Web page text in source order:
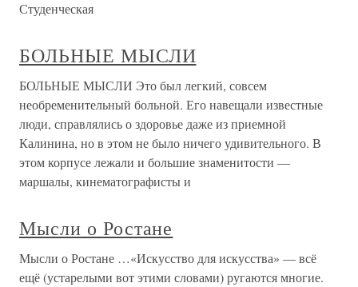
Студенческая
БОЛЬНЫЕ МЫСЛИ
БОЛЬНЫЕ МЫСЛИ Это был легкий, совсем
необременительный больной. Его навещали известные
люди, справлялись о здоровье даже из приемной
Калинина, но в этом не было ничего удивительного. В
этом корпусе лежали и большие знаменитости —
маршалы, кинематографисты и
Мысли о Ростане
Мысли о Ростане …«Искусство для искусства» — всё
ещё (устарелыми вот этими словами) ругаются многие.